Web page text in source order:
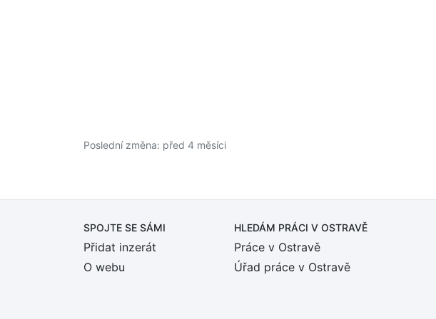
Poslední změna: před 4 měsíci
SPOJTE SE SÁMI
Přidat inzerát
O webu
HLEDÁM PRÁCI V OSTRAVĚ
Práce v Ostravě
Úřad práce v Ostravě